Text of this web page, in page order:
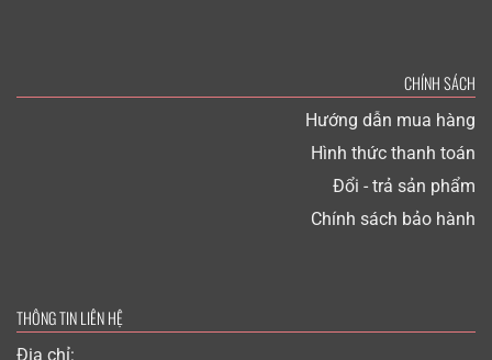
CHÍNH SÁCH
Hướng dẫn mua hàng
Hình thức thanh toán
Đổi - trả sản phẩm
Chính sách bảo hành
THÔNG TIN LIÊN HỆ
Địa chỉ: